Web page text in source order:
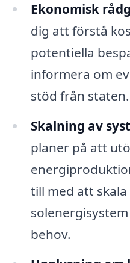
Ekonomisk
dig att förstå
potentiella
informera om
stöd från staten.
Skalning av
planer på att
till med att
behov.